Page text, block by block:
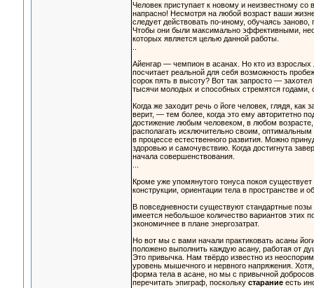
Человек приступает к новому и неизвестному
напрасно! Несмотря на любой возраст ваши
следует действовать по-иному, обучаясь
Чтобы они были максимально эффективными,
которых является целью данной работы.
Айенгар — чемпион в асанах. Но кто из
посчитает реальной для себя возможность
сорок пять в высоту? Вот так запросто —
тысячи молодых и способных стремятся годами,
Когда же заходит речь о йоге человек, глядя,
верит, — тем более, когда это ему авторитетно
достижение любым человеком, в любом
располагать исключительно своим, оптимальным
в процессе естественного развития. Можно
здоровью и самочувствию. Когда достигнута
начала совершенствования.
Кроме уже упомянутого тонуса покоя
конструкции, ориентации тела в пространстве и
В повседневности существуют стандартные
имеется небольшое количество вариантов этих
экономичнее в плане энергозатрат.
Но вот мы с вами начали практиковать асаны
положено выполнить каждую асану, работая от
Это привычка. Нам твёрдо известно из
уровень мышечного и нервного напряжения.
форма тела в асане, но мы с привычной
перечитать эпиграф, поскольку стараниеесть